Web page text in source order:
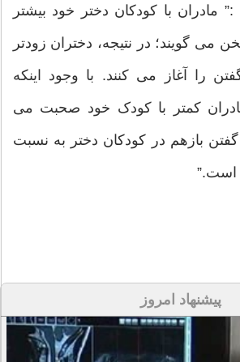
مادران با کودکان دختر خود بیشتر
می گویند؛ در نتیجه، دختران زودتر
را آغاز می کنند. با وجود اینکه
کمتر با کودک خود صحبت می
بازهم در کودکان دختر به نسبت
است.”
پیشنهاد امروز